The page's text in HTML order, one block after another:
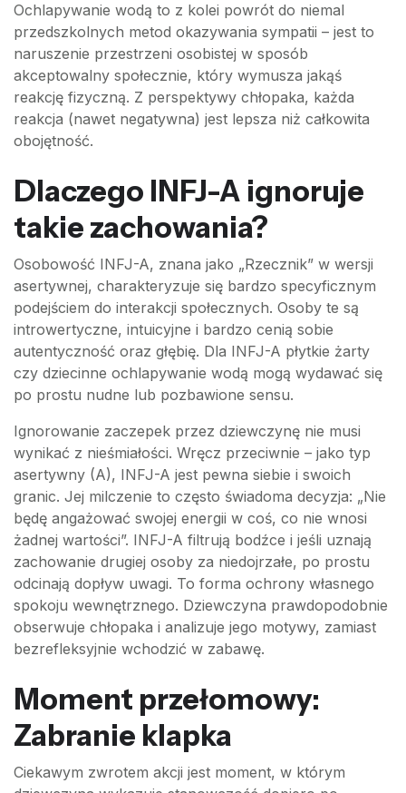
Ochlapywanie wodą to z kolei powrót do niemal
przedszkolnych metod okazywania sympatii – jest to
naruszenie przestrzeni osobistej w sposób
akceptowalny społecznie, który wymusza jakąś
reakcję fizyczną. Z perspektywy chłopaka, każda
reakcja (nawet negatywna) jest lepsza niż całkowita
obojętność.
Dlaczego INFJ-A ignoruje
takie zachowania?
Osobowość INFJ-A, znana jako „Rzecznik” w wersji
asertywnej, charakteryzuje się bardzo specyficznym
podejściem do interakcji społecznych. Osoby te są
introwertyczne, intuicyjne i bardzo cenią sobie
autentyczność oraz głębię. Dla INFJ-A płytkie żarty
czy dziecinne ochlapywanie wodą mogą wydawać się
po prostu nudne lub pozbawione sensu.
Ignorowanie zaczepek przez dziewczynę nie musi
wynikać z nieśmiałości. Wręcz przeciwnie – jako typ
asertywny (A), INFJ-A jest pewna siebie i swoich
granic. Jej milczenie to często świadoma decyzja: „Nie
będę angażować swojej energii w coś, co nie wnosi
żadnej wartości”. INFJ-A filtrują bodźce i jeśli uznają
zachowanie drugiej osoby za niedojrzałe, po prostu
odcinają dopływ uwagi. To forma ochrony własnego
spokoju wewnętrznego. Dziewczyna prawdopodobnie
obserwuje chłopaka i analizuje jego motywy, zamiast
bezrefleksyjnie wchodzić w zabawę.
Moment przełomowy:
Zabranie klapka
Ciekawym zwrotem akcji jest moment, w którym